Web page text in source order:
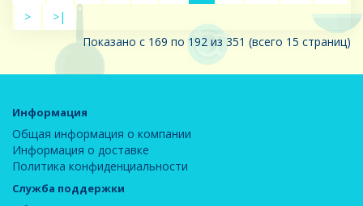
>
>|
Показано с 169 по 192 из 351 (всего 15 страниц)
Информация
Общая информация о компании
Информация о доставке
Политика конфиденциальности
Служба поддержки